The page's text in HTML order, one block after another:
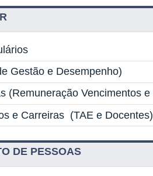
Gestão e Desempenho)
(Remuneração Vencimentos
e Carreiras (TAE e Docentes)
DE PESSOAS